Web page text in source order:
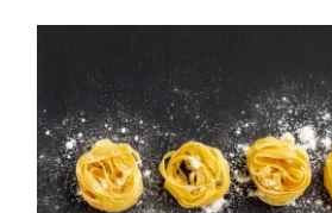
Workshop Pasta |